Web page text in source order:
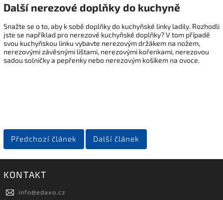
Další nerezové doplňky do kuchyně
Snažte se o to, aby k sobě doplňky do kuchyňské linky ladily. Rozhodli
jste se například pro nerezové kuchyňské doplňky? V tom případě
svou kuchyňskou linku vybavte nerezovým držákem na nožem,
nerezovými závěsnými lištami, nerezovými kořenkami, nerezovou
sadou solničky a pepřenky nebo nerezovým košíkem na ovoce.
Předchozí článek Další článek
KONTAKT
info@edaxo.cz